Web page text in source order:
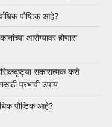
पौष्टिक आहे?
आरोग्यावर होणारा
सकारात्मक कसे
प्रभावी उपाय
पौष्टिक आहे?